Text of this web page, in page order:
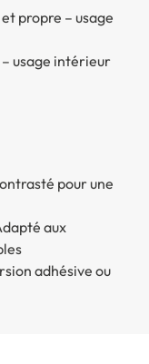
propre – usage
usage intérieur
pour une
aux
adhésive ou